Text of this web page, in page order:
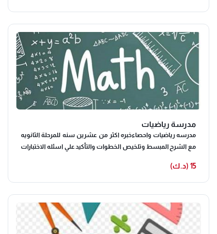
مدرسة رياضيات
مدرسه رياضيات واحصاءخبره اكثر من عشرين سنه للمرحلة الثانويه
مع الشرح المبسط وتلخيص الخطوات والتأكيد علي اسئله الاختبارات
15 (د.ك)